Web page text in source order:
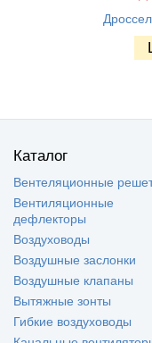
Каталог
Вентеляционные
Вентиляционные
дефлекторы
Воздуховоды
Воздушные заслонки
Воздушные клапаны
Вытяжные зонты
Гибкие воздуховоды